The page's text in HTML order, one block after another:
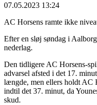
07.05.2023 13:24
AC Horsens ramte ikke
Efter en sløj søndag i
nederlag.
Den tidligere AC Horsens-
advarsel afsted i det 17.
længde, men ellers holdt AC
indtil det 37. minut, da
skud.